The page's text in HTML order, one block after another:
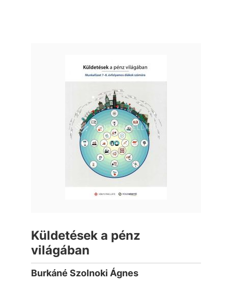
Küldetések a pénz
világában
Burkáné Szolnoki Ágnes